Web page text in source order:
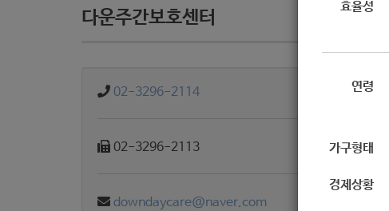
효율성
연령
가구형태
경제상황
다운주간보호센터
02-3296-2114
02-3296-2113
downdaycare@naver.com